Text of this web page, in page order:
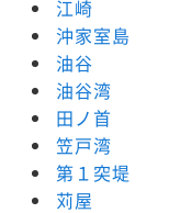
江崎
沖家室島
油谷
油谷湾
田ノ首
笠戸湾
第１突堤
苅屋